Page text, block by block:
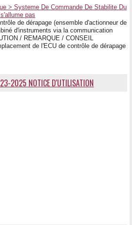
> Systeme De Commande De Stabilite Du
pas
de dérapage (ensemble d'actionneur de
d'instruments via la communication
/ REMARQUE / CONSEIL
de l'ECU de contrôle de dérapage
2025 NOTICE D'UTILISATION